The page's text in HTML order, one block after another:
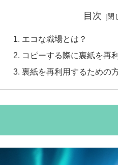
目次
エコな職場とは？
コピーする際に裏紙を再
裏紙を再利用するための